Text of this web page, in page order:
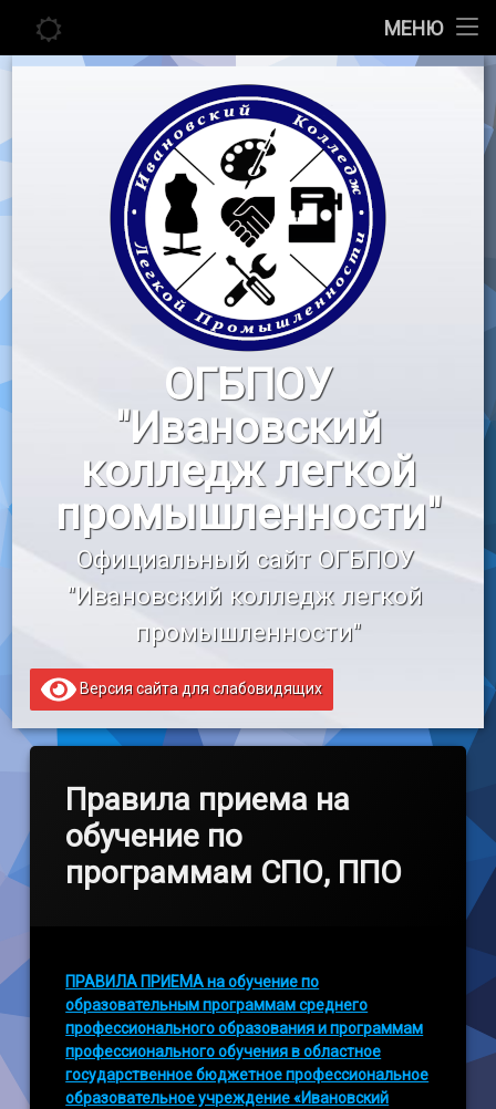
МЕНЮ
Главная
Педагогу
Воспитательная работа
«Профессионалы»
«Профессионалитет»
Образовательный кредит
Перейти
ОГБПОУ
"Ивановский
колледж легкой
промышленности"
Официальный сайт ОГБПОУ
"Ивановский колледж легкой
промышленности"
Версия сайта для слабовидящих
Правила приема на
обучение по
программам СПО, ППО
ПРАВИЛА ПРИЕМА на обучение по
образовательным программам среднего
профессионального образования и программам
профессионального обучения в областное
государственное бюджетное профессиональное
образовательное учреждение «Ивановский